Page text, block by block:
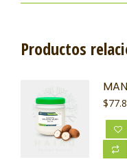
Productos
$